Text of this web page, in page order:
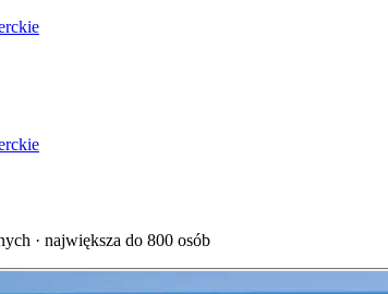
· największa do 800 osób